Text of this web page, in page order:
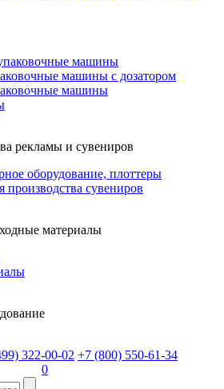
машины
машины с дозатором
машины
рекламы и сувениров
оборудование, плоттеры
производства сувениров
материалы
322-00-02 +7 (800) 550-61-34
0